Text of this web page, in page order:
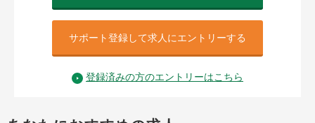
サポート登録して求人にエントリーする
登録済みの方のエントリーはこちら